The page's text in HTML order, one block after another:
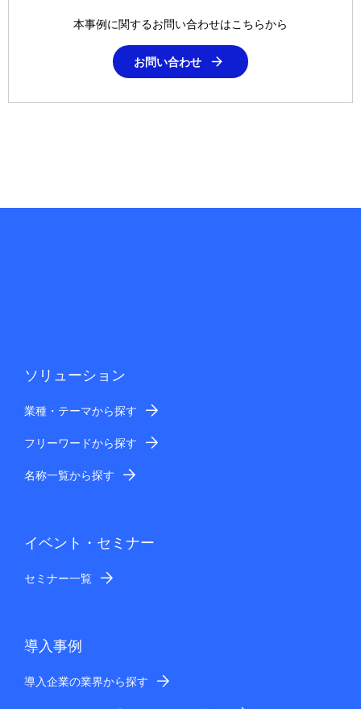
本事例に関するお問い合わせはこちらから
お問い合わせ
ソリューション
業種・テーマから探す
フリーワードから探す
名称一覧から探す
イベント・セミナー
セミナー一覧
導入事例
導入企業の業界から探す